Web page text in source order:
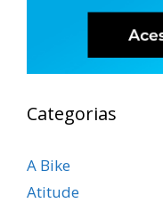
Categorias
A Bike
Atitude